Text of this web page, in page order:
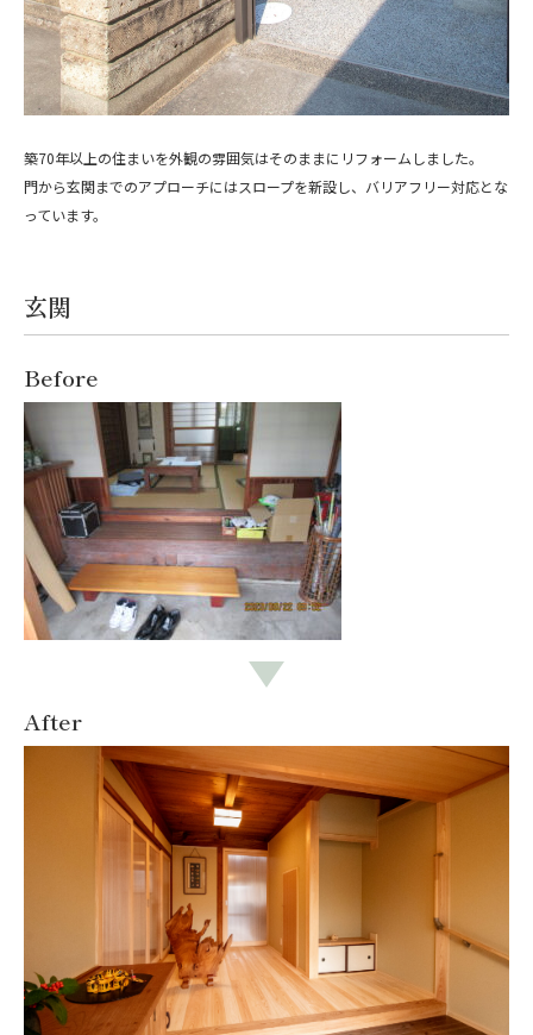
築70年以上の住まいを外観の雰囲気はそのままにリフォームしました。
門から玄関までのアプローチにはスロープを新設し、バリアフリー対応とな
っています。
玄関
Before
After